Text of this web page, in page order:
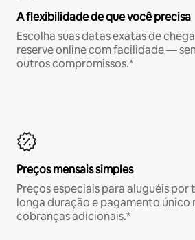
A flexibilidade de que você precisa
Escolha suas datas exatas de
reserve online com facilidade —
outros compromissos.*
Preços mensais simples
Preços especiais para aluguéis
longa duração e pagamento único
cobranças adicionais.*